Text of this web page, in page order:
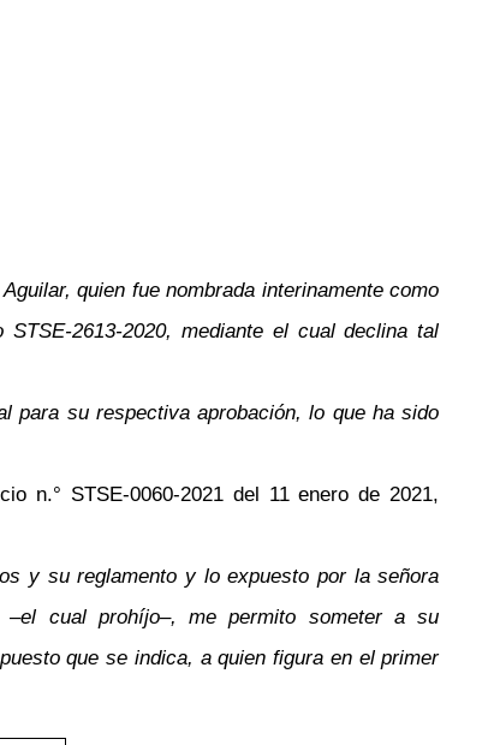
quien fue nombrada interinamente como
2613-2020, mediante el cual declina tal
para su respectiva aprobación, lo que ha sido
n.° STSE-0060-2021 del 11 enero de 2021,
y su reglamento y lo expuesto por la señora
–el cual prohíjo–, me permito someter a su
que se indica, a quien figura en el primer